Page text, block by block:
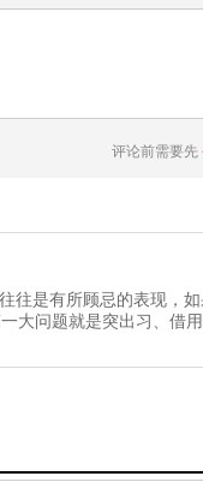
评论前需要先
往是有所顾忌的表现，
大问题就是突出习、借